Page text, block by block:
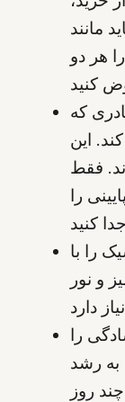
مانند
هر دو
که
این
فقط
را
را با
و نور
را
به رشد
روز